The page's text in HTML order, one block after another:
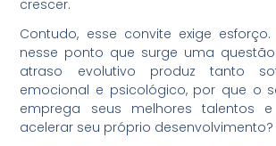
crescer.
Contudo, esse convite exige
nesse ponto que surge uma
atraso evolutivo produz tanto
emocional e psicológico, por que o
emprega seus melhores talentos
acelerar seu próprio desenvolvimento?